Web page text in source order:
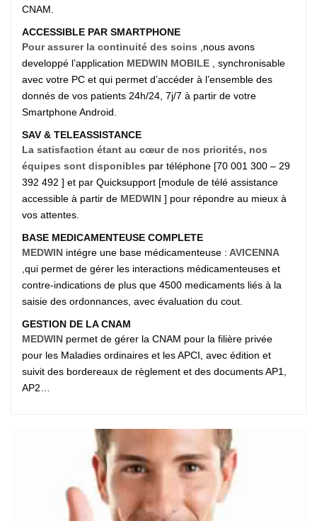
CNAM.
ACCESSIBLE PAR SMARTPHONE
Pour assurer la continuité des soins
,nous avons
developpé l’application MEDWIN MOBILE , synchronisable
avec votre PC et qui permet d’accéder à l’ensemble des
donnés de vos patients 24h/24, 7j/7 à partir de votre
Smartphone Android.
SAV & TELEASSISTANCE
La satisfaction étant au cœur de nos priorités, nos
équipes sont disponibles par téléphone [70 001 300 – 29
392 492 ] et par Quicksupport [module de télé assistance
accessible à partir de MEDWIN ] pour répondre au mieux à
vos attentes.
BASE MEDICAMENTEUSE COMPLETE
MEDWIN intégre une base médicamenteuse : AVICENNA
,qui permet de gérer les interactions médicamenteuses et
contre-indications de plus que 4500 medicaments liés à la
saisie des ordonnances, avec évaluation du cout.
GESTION DE LA CNAM
MEDWIN permet de gérer la CNAM pour la filière privée
pour les Maladies ordinaires et les APCI, avec édition et
suivit des bordereaux de règlement et des documents AP1,
AP2…